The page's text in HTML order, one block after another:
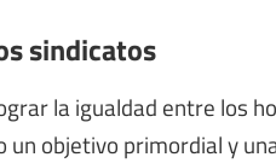
sindicatos
la igualdad entre los
un objetivo primordial y